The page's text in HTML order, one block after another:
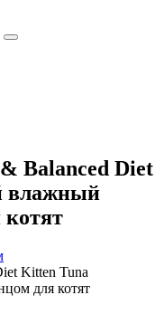
Balanced Diet
влажный
котят